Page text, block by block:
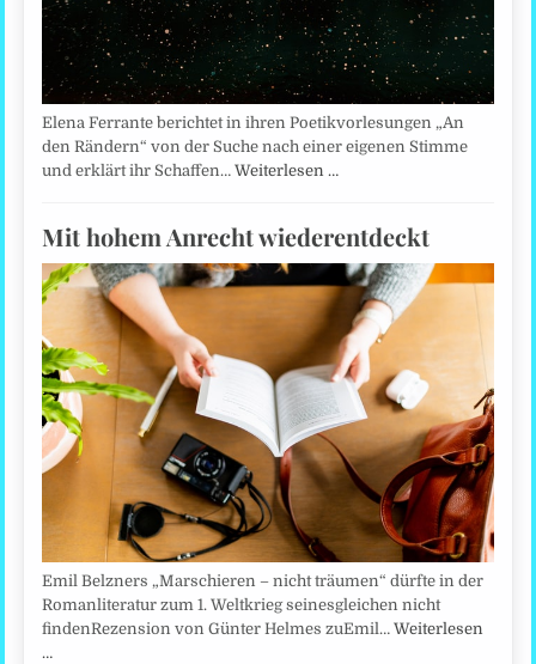
Elena Ferrante berichtet in ihren Poetikvorlesungen „An
den Rändern“ von der Suche nach einer eigenen Stimme
und erklärt ihr Schaffen…Weiterlesen …
Mit hohem Anrecht wiederentdeckt
Emil Belzners „Marschieren – nicht träumen“ dürfte in der
Romanliteratur zum 1. Weltkrieg seinesgleichen nicht
findenRezension von Günter Helmes zuEmil…Weiterlesen
…